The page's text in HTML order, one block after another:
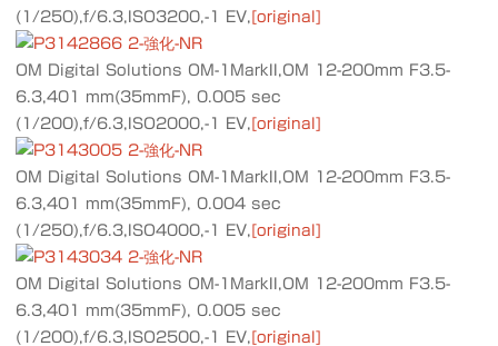
(1/250),f/6.3,ISO3200,-1 EV, [original]
OM Digital Solutions OM-1MarkII,OM 12-200mm F3.5-
6.3,401 mm(35mmF), 0.005 sec
(1/200),f/6.3,ISO2000,-1 EV, [original]
OM Digital Solutions OM-1MarkII,OM 12-200mm F3.5-
6.3,401 mm(35mmF), 0.004 sec
(1/250),f/6.3,ISO4000,-1 EV, [original]
OM Digital Solutions OM-1MarkII,OM 12-200mm F3.5-
6.3,401 mm(35mmF), 0.005 sec
(1/200),f/6.3,ISO2500,-1 EV, [original]